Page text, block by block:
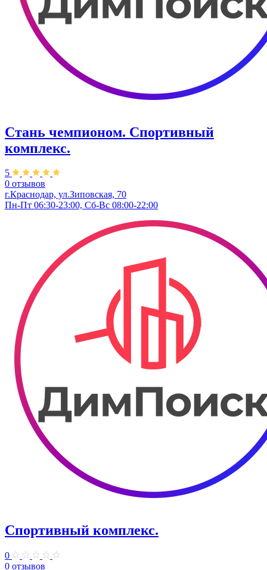
Стань чемпионом. Спортивный
комплекс.
5
0 отзывов
г.Краснодар, ул.Зиповская, 70
Пн-Пт 06:30-23:00, Сб-Вс 08:00-22:00
Спортивный комплекс.
0
0 отзывов